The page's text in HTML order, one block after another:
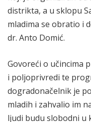
distrikta, a u sklopu
mladima se obratio i
dr. Anto Domić.
Govoreći o učincima
i poljoprivredi te
dogradonačelnik je
mladih i zahvalio im
ljudi budu slobodni u